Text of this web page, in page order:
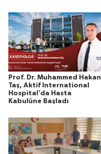
Prof. Dr. Muhammed Hakan
Taş, Aktif International
Hospital’da Hasta
Kabulüne Başladı